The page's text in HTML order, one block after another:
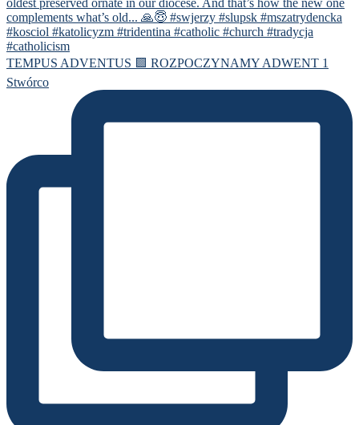
TEMPUS ADVENTUS 🟪 ROZPOCZYNAMY ADWENT 1
Stwórco